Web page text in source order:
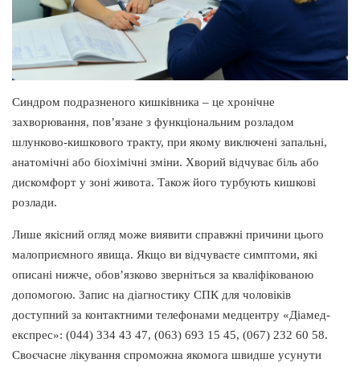
Синдром подразненого кишківника ‒ це хронічне
захворювання, пов’язане з функціональним розладом
шлунково-кишкового тракту, при якому виключені запальні,
анатомічні або біохімічні зміни. Хворий відчуває біль або
дискомфорт у зоні живота. Також його турбують кишкові
розлади.
Лише якісний огляд може виявити справжні причини цього
малоприємного явища. Якщо ви відчуваєте симптоми, які
описані нижче, обов’язково зверніться за кваліфікованою
допомогою. Запис на діагностику СПК для чоловіків
доступний за контактними телефонами медцентру «Діамед-
експрес»: (044) 334 43 47, (063) 693 15 45, (067) 232 60 58.
Своєчасне лікування спроможна якомога швидше усунути